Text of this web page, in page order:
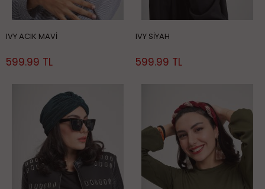
IVY ACIK MAVİ
599.99 TL
IVY SİYAH
599.99 TL